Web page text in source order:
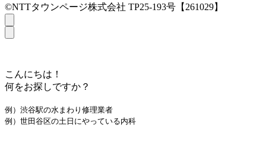
©NTTタウンページ株式会社 TP25-193号【261029】
こんにちは！
何をお探しですか？
例）渋谷駅の水まわり修理業者
例）世田谷区の土日にやっている内科